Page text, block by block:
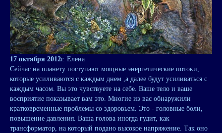
17 октября 2012г. Елена
Сейчас на планету поступают мощные энергетические потоки,
которые усиливаются с каждым днем ,а далее будут усиливаться с
каждым часом. Вы это чувствуете на себе. Ваше тело и ваше
восприятие показывает вам это. Многие из вас обнаружили
кратковременные проблемы со здоровьем. Это - головные боли,
повышение давления. Ваша голова иногда гудит, как
трансформатор, на который подано высокое напряжение. Так оно